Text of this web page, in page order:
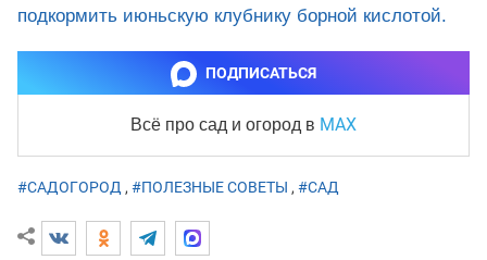
подкормить июньскую клубнику борной кислотой.
ПОДПИСАТЬСЯ
Всё про сад и огород в MAX
#САДОГОРОД , #ПОЛЕЗНЫЕ СОВЕТЫ , #САД